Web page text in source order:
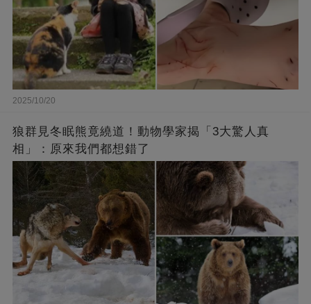
2025/10/20
狼群見冬眠熊竟繞道！動物學家揭「3大驚人真
相」：原來我們都想錯了